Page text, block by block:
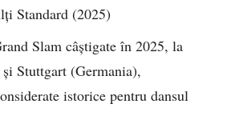
Standard (2025)
Slam câștigate în 2025, la
Stuttgart (Germania),
istorice pentru dansul